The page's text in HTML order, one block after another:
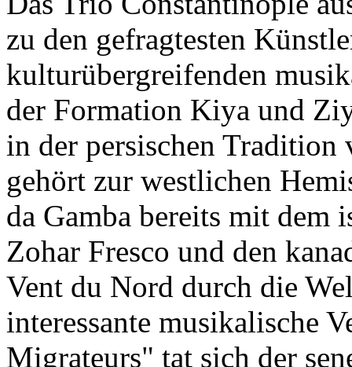
zu den gefragtesten
kulturübergreifenden
der Formation Kiya und
in der persischen
gehört zur westlichen
da Gamba bereits mit dem
Zohar Fresco und den
Vent du Nord durch die
interessante musikalische
Migrateurs" tat sich der